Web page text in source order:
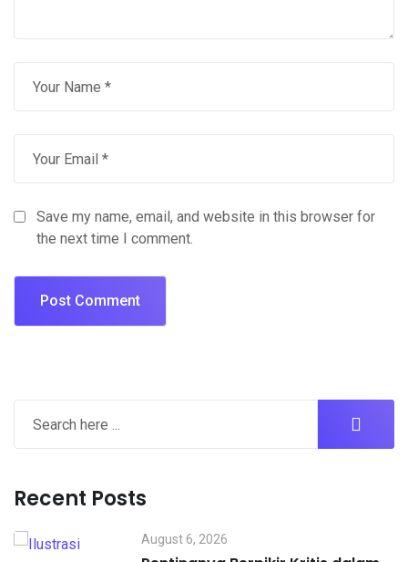
Save my name, email, and website in this browser for
the next time I comment.
Recent Posts
August 6, 2026